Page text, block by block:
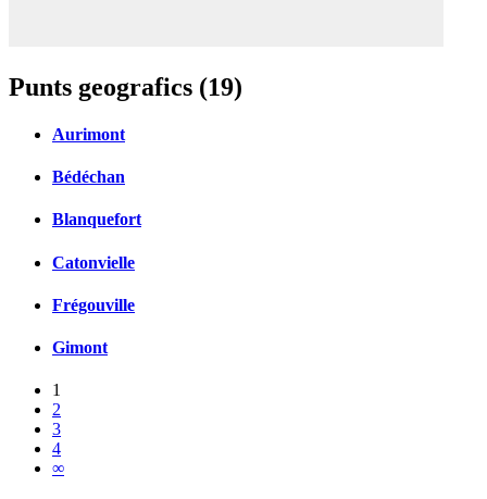
Punts geografics (19)
Aurimont
Bédéchan
Blanquefort
Catonvielle
Frégouville
Gimont
1
2
3
4
∞